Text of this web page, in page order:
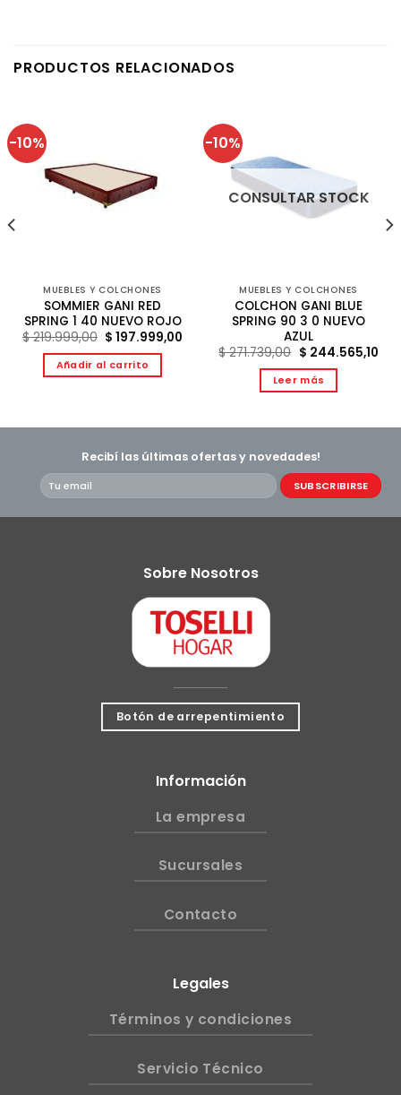
PRODUCTOS RELACIONADOS
-10%
MUEBLES Y COLCHONES
SOMMIER GANI RED
SPRING 1 40 NUEVO ROJO
$219.999,00 El
original
era:
$ 197.999,00
precio
actual
Añadir al carrito
-10%
CONSULTAR STOCK
MUEBLES Y COLCHONES
COLCHON GANI BLUE
SPRING 90 3 0 NUEVO
AZUL
$271.739,00 El
original
era:
$ 244.565,10El
Leer más
Recibí las últimas ofertas y novedades!
Sobre Nosotros
Botón de arrepentimiento
Información
La empresa
Sucursales
Contacto
Legales
Términos y condiciones
Servicio Técnico